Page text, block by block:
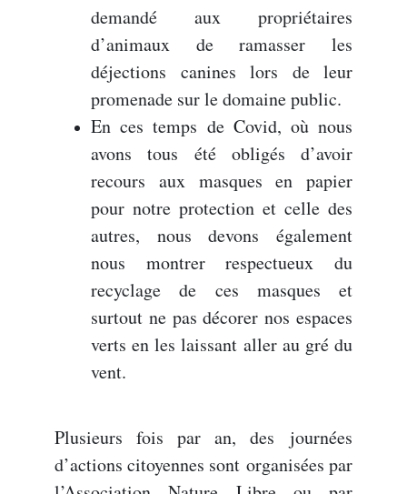
demandé aux propriétaires
d’animaux de ramasser les
déjections canines lors de leur
promenade sur le domaine public.
En ces temps de Covid, où nous
avons tous été obligés d’avoir
recours aux masques en papier
pour notre protection et celle des
autres, nous devons également
nous montrer respectueux du
recyclage de ces masques et
surtout ne pas décorer nos espaces
verts en les laissant aller au gré du
vent.
Plusieurs fois par an, des journées
d’actions citoyennes sont organisées par